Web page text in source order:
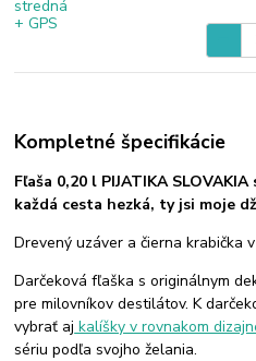
Kompletné špecifikácie
Fľaša 0,20 l PIJATIKA
každá cesta hezká, ty jsi moje
Drevený uzáver a čierna krabička
Darčeková fľaška s originálnym
pre milovníkov destilátov. K
vybrať aj kalíšky v rovnakom
sériu podľa svojho želania.